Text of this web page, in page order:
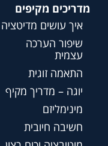
מדריכים מקיפים
איך עושים מדיטציה
שיפור הערכה
עצמית
התאמה זוגית
יוגה – מדריך מקיף
מינימליזם
חשיבה חיובית